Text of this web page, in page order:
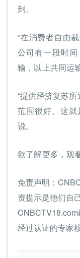
到。
“在消费者自由
公司有一段时
输，以上共同运
“提供经济复苏
范围很好。这就
说。
欲了解更多，观
免责声明：
资提示是他们自
经过认证的专家核